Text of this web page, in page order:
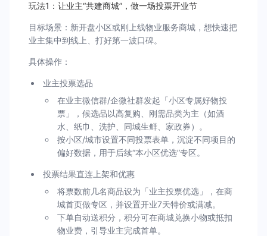
玩法1：让业主“共建商城”，做一场投票开业节
目标场景：新开盘小区或刚上线物业服务商城，想快速把
业主集中到线上、打好第一波口碑。
具体操作：
业主投票选品
在业主微信群/企微社群发起「小区专属好物投
票」，候选品以高复购、刚需品类为主（如酒
水、纸巾、洗护、同城生鲜、家政券）。
按小区/城市设置不同投票表单，沉淀不同项目的
偏好数据，用于后续“本小区优选”专区。
投票结果直连上架和优惠
将票数前几名商品设为「业主投票优选」，在商
城首页做专区，并设置开业7天特价或满减。
下单自动送积分，积分可在商城兑换小物或抵扣
物业费，引导业主完成首单。